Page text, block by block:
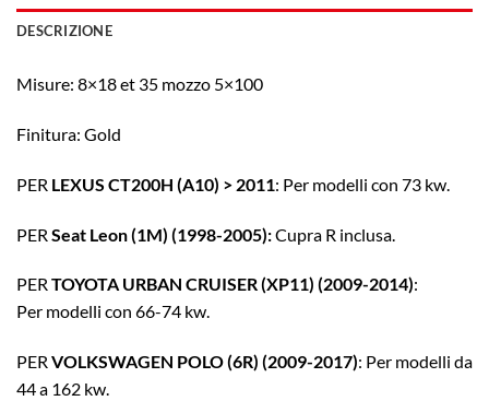
DESCRIZIONE
Misure: 8×18 et 35 mozzo 5×100
Finitura: Gold
PER LEXUS CT200H (A10) > 2011: Per modelli con 73 kw.
PER Seat Leon (1M) (1998-2005):Cupra R inclusa.
PER TOYOTA URBAN CRUISER (XP11) (2009-2014):
Per modelli con 66-74 kw.
PER VOLKSWAGEN POLO (6R) (2009-2017): Per modelli da
44 a 162 kw.